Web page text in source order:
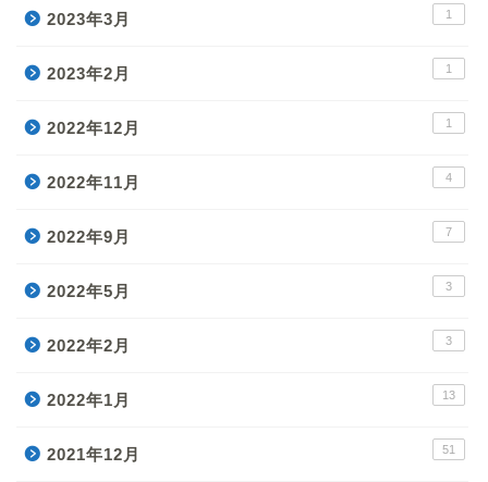
2023年3月 1
2023年2月 1
2022年12月 1
2022年11月 4
2022年9月 7
2022年5月 3
2022年2月 3
2022年1月 13
2021年12月 51